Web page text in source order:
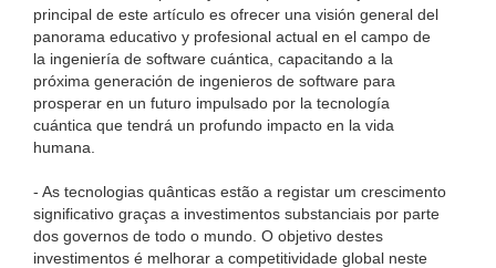
principal de este artículo es ofrecer una visión general del
panorama educativo y profesional actual en el campo de
la ingeniería de software cuántica, capacitando a la
próxima generación de ingenieros de software para
prosperar en un futuro impulsado por la tecnología
cuántica que tendrá un profundo impacto en la vida
humana.
- As tecnologias quânticas estão a registar um crescimento
significativo graças a investimentos substanciais por parte
dos governos de todo o mundo. O objetivo destes
investimentos é melhorar a competitividade global neste